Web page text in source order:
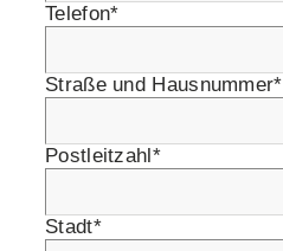
Telefon*
Straße und Hausnummer*
Postleitzahl*
Stadt*